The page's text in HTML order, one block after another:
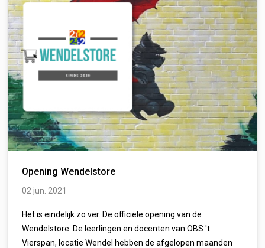
Opening Wendelstore
02 jun. 2021
Het is eindelijk zo ver. De officiële opening van de
Wendelstore. De leerlingen en docenten van OBS 't
Vierspan, locatie Wendel hebben de afgelopen maanden